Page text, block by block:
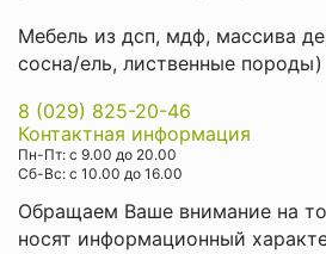
Мебель из дсп, мдф, массива
сосна/ель, лиственные породы)
8 (029) 825-20-46
Контактная информация
Пн-Пт: с 9.00 до 20.00
Cб-Вс: с 10.00 до 16.00
Обращаем Ваше внимание на
носят информационный